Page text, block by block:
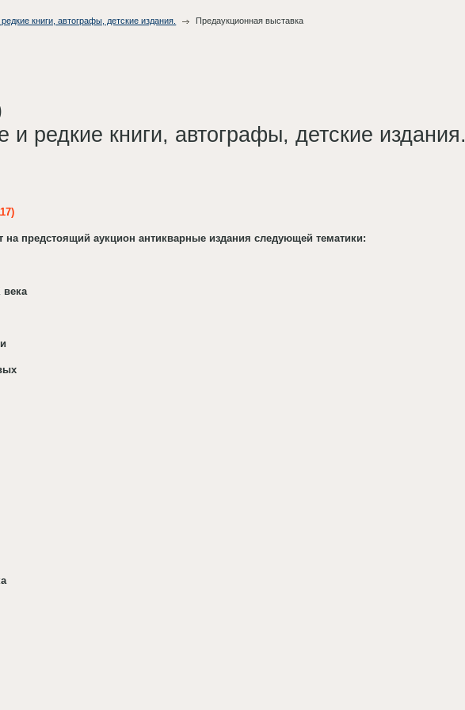
книги, автографы, детские издания. Предаукционная выставка
редкие книги, автографы, детские издания.
предстоящий аукцион антикварные издания следующей тематики:
века